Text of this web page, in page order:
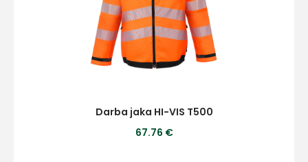
Darba jaka HI-VIS T500
67.76 €